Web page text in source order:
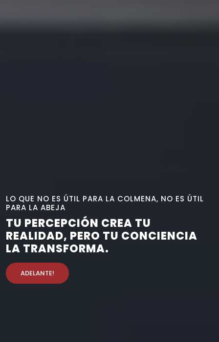
LO QUE NO ES ÚTIL PARA LA COLMENA, NO ES ÚTIL
PARA LA ABEJA
TU PERCEPCIÓN CREA TU
REALIDAD, PERO TU CONCIENCIA
LA TRANSFORMA.
ADELANTE!